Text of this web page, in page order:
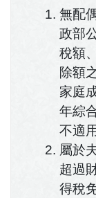
無配
政部
稅額
除額
家庭
年綜
不適
屬於
超過
得稅